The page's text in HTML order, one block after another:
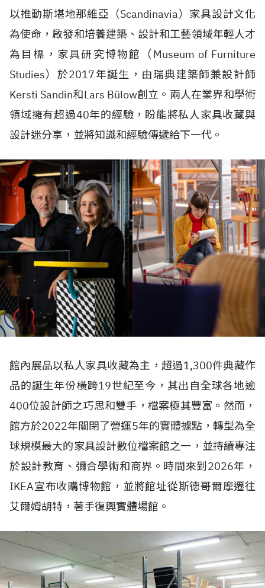
以推動斯堪地那維亞（Scandinavia）家具設計文化
為使命，啟發和培養建築、設計和工藝領域年輕人才
為目標，家具研究博物館（ Museum of Furniture
Studies）於2017年誕生，由瑞典建築師兼設計師
Kersti Sandin和Lars Bülow創立。兩人在業界和學術
領域擁有超過40年的經驗，盼能將私人家具收藏與
設計迷分享，並將知識和經驗傳遞給下一代。
館內展品以私人家具收藏為主，超過1,300件典藏作
品的誕生年份橫跨19世紀至今，其出自全球各地逾
400位設計師之巧思和雙手，檔案極其豐富。然而，
館方於2022年關閉了營運5年的實體據點，轉型為全
球規模最大的家具設計數位檔案館之一，並持續專注
於設計教育、彌合學術和商界。時間來到 2026年，
IKEA宣布收購博物館，並將館址從斯德哥爾摩遷往
艾爾姆胡特，著手復興實體場館。